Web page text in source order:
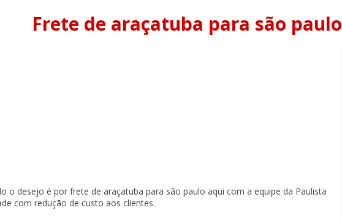
Frete de araçatuba para são paulo
o desejo é por frete de araçatuba para são paulo aqui com a equipe da Paulista
com redução de custo aos clientes.